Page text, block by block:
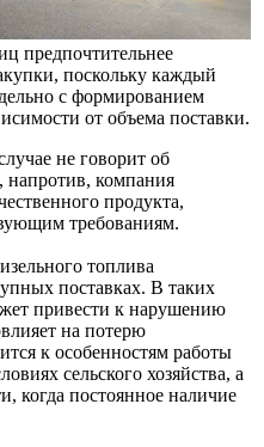
предпочтительнее
поскольку каждый
с формированием
от объема поставки.
не говорит об
напротив, компания
продукта,
требованиям.
топлива
поставках. В таких
привести к нарушению
на потерю
к особенностям работы
сельского хозяйства, а
когда постоянное наличие